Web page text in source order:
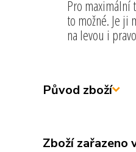
Pro maximální
to možné. Je ji
na levou i
Původ zboží
Zboží zařazeno